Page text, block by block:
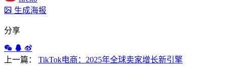
生成海报
分享
上一篇： TikTok电商：2025年全球卖家增长新引擎